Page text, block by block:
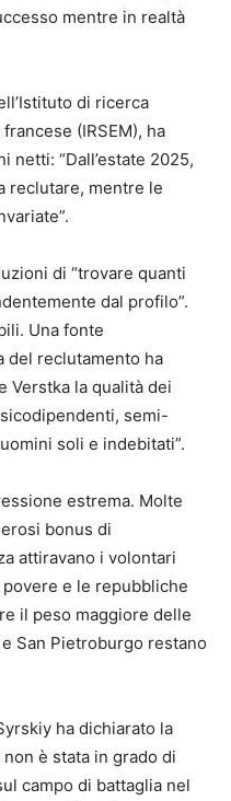
mentre in realtà
di ricerca
(IRSEM), ha
“Dall’estate 2025,
reclutare, mentre le
di “trovare quanti
dal profilo”.
Una fonte
del reclutamento ha
Verstka la qualità dei
semi-
soli e indebitati”.
estrema. Molte
bonus di
attiravano i volontari
e le repubbliche
il peso maggiore delle
San Pietroburgo restano
ha dichiarato la
è stata in grado di
campo di battaglia nel